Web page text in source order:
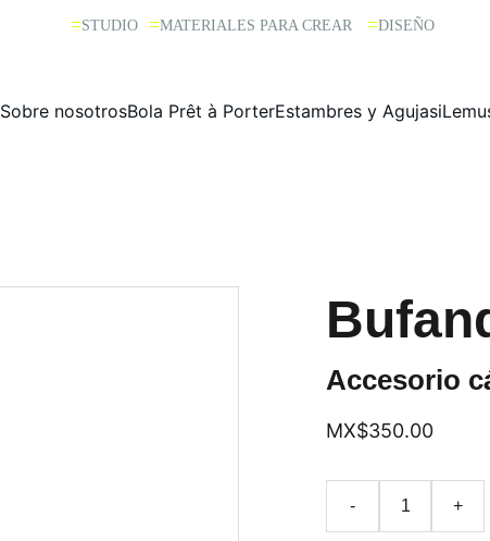
=STUDIO =MATERIALES PARA CREAR =DISEÑO
Sobre nosotrosBola Prêt à PorterEstambres y Agujas
Accesorio
MX$350.00
- +